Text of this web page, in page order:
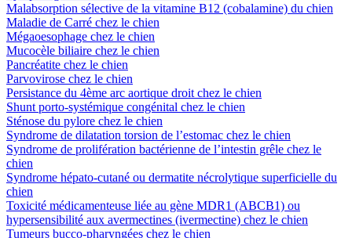
Malabsorption sélective de la vitamine B12 (cobalamine) du chien
Maladie de Carré chez le chien
Mégaoesophage chez le chien
Mucocèle biliaire chez le chien
Pancréatite chez le chien
Parvovirose chez le chien
Persistance du 4ème arc aortique droit chez le chien
Shunt porto-systémique congénital chez le chien
Sténose du pylore chez le chien
Syndrome de dilatation torsion de l’estomac chez le chien
Syndrome de prolifération bactérienne de l’intestin grêle chez le
chien
Syndrome hépato-cutané ou dermatite nécrolytique superficielle du
chien
Toxicité médicamenteuse liée au gène MDR1 (ABCB1) ou
hypersensibilité aux avermectines (ivermectine) chez le chien
Tumeurs bucco-pharyngées chez le chien